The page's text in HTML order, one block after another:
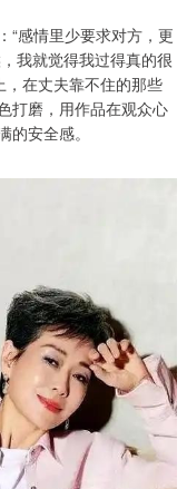
“感情里少要求对方，更
我就觉得我过得真的很
，在丈夫靠不住的那些
打磨，用作品在观众心
安全感。